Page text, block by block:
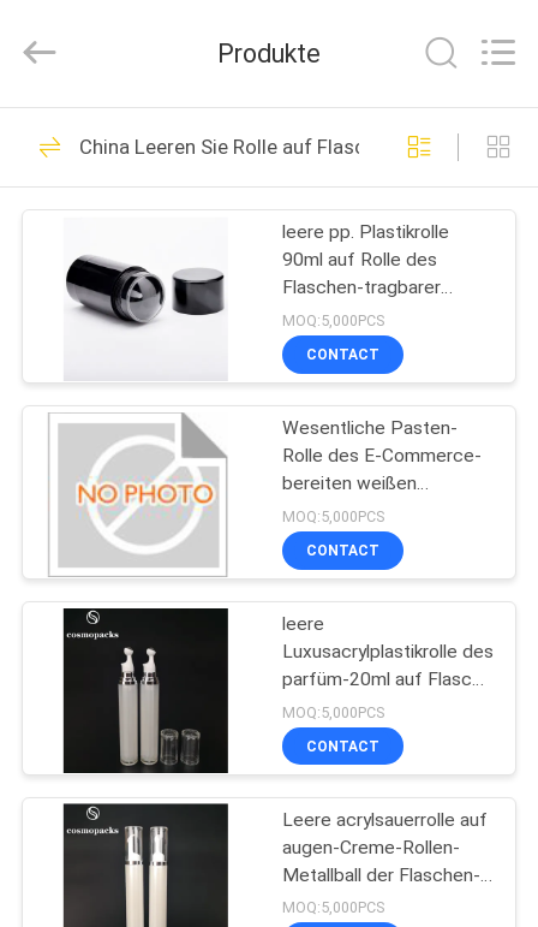
HAUS
PRODUKTE
ÜBER
FABRIK-
AUSFLUG
QUALITÄTSKONTROLLE
TRETEN
VERBINDUNG
FORDERN
Plastic
Rights
Luftlose
kosmetische
Flaschen
344
Kosmetische
Cremetiegel
159
Kunststoff Lotion
Flaschen
151
Produkte
China Leeren Sie Rolle auf Flasche
leere pp. Plastikrolle
90ml auf Rolle des
Flaschen-tragbarer
Reise-desodorierenden
Mittels auf ovalem
Behälter-Freien
MOQ:5,000PCS
CONTACT
Wesentliche Pasten-
Rolle des E-Commerce-
bereiten weißen
desodorierenden Mittels
auf Plastikflasche mit
rosa Overcaps
MOQ:5,000PCS
CONTACT
leere
Luxusacrylplastikrolle des
parfüm-20ml auf Flasche
mit Massage-Rollen-Ball
MOQ:5,000PCS
CONTACT
Leere acrylsauerrolle auf
augen-Creme-Rollen-
Metallball der Flaschen-
15ml Luxus
MOQ:5,000PCS